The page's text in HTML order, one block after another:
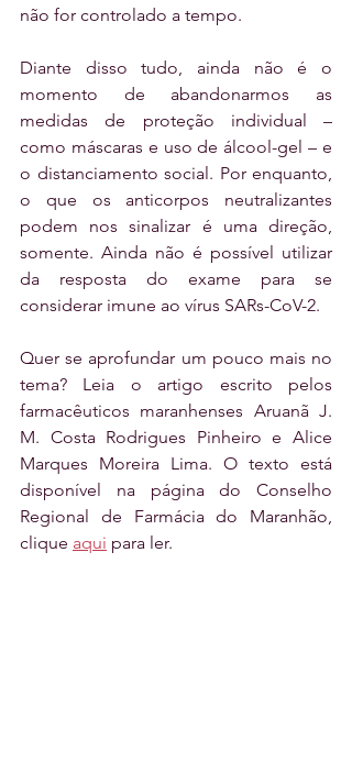
não for controlado a tempo.
Diante disso tudo, ainda não é o
momento de abandonarmos as
medidas de proteção individual –
como máscaras e uso de álcool-gel – e
o distanciamento social. Por enquanto,
o que os anticorpos neutralizantes
podem nos sinalizar é uma direção,
somente. Ainda não é possível utilizar
da resposta do exame para se
considerar imune ao vírus SARs-CoV-2.
Quer se aprofundar um pouco mais no
tema? Leia o artigo escrito pelos
farmacêuticos maranhenses Aruanã J.
M. Costa Rodrigues Pinheiro e Alice
Marques Moreira Lima. O texto está
disponível na página do Conselho
Regional de Farmácia do Maranhão,
clique aqui para ler.